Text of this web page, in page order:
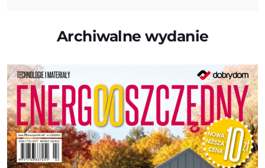
Archiwalne wydanie